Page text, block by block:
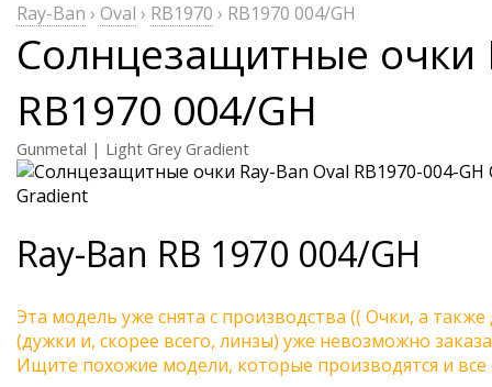
Ray-Ban › Oval › RB1970 › RB1970 004/GH
Солнцезащитные очки
RB1970 004/GH
Gunmetal | Light Grey Gradient
Ray-Ban RB 1970 004/GH
Эта модель уже снята с производства (( Очки, а
(дужки и, скорее всего, линзы) уже невозможно
Ищите похожие модели, которые производятся и